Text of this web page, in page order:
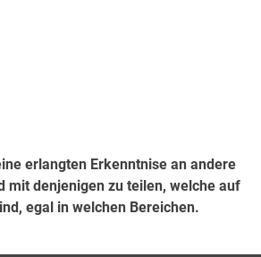
erlangten Erkenntnise an andere
mit denjenigen zu teilen, welche auf
egal in welchen Bereichen.